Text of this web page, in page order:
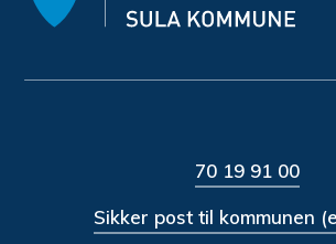
70 19 91 00
Sikker post til kommunen